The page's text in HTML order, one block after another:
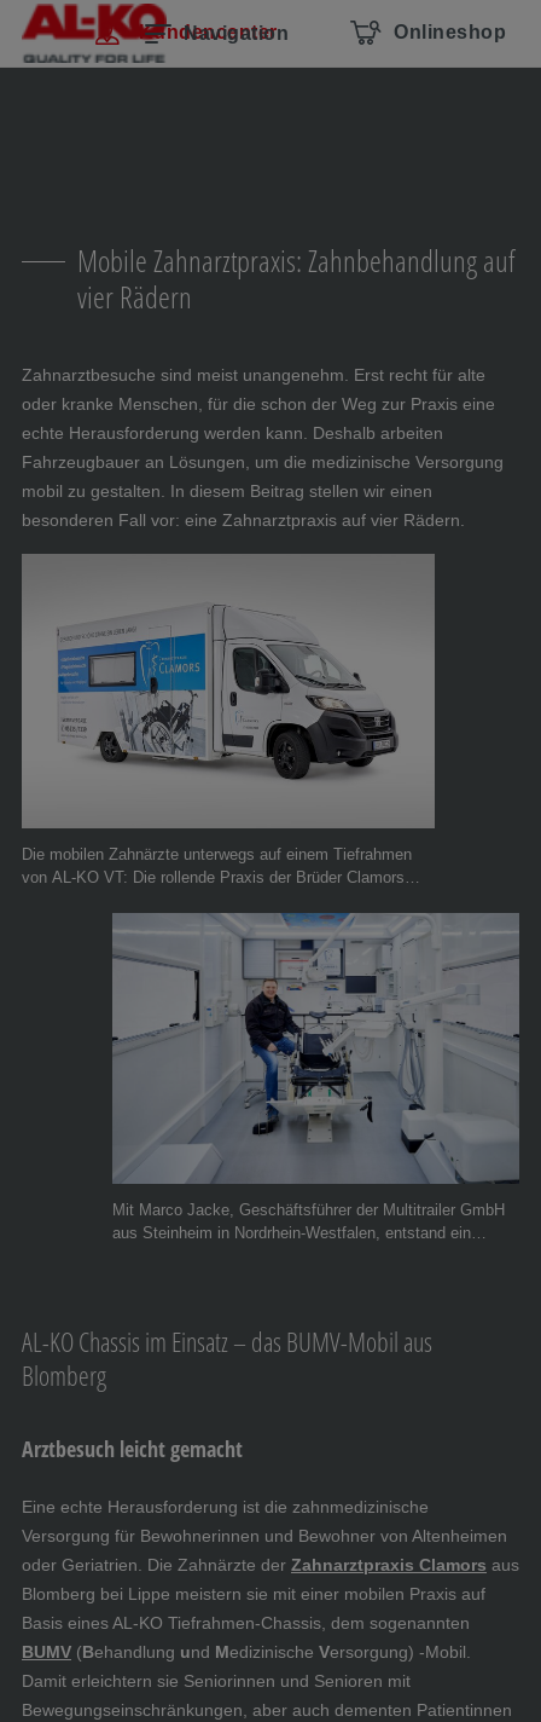
Navigation überspringen
Zum Hauptcontent
Zur Hauptnavigation springen
Inhaltsverzeichnis Navigation
Kundencenter Onlineshop
Mobile Zahnarztpraxis: Zahnbehandlung auf
vier Rädern
Zahnarztbesuche sind meist unangenehm. Erst recht für alte
oder kranke Menschen, für die schon der Weg zur Praxis eine
echte Herausforderung werden kann. Deshalb arbeiten
Fahrzeugbauer an Lösungen, um die medizinische Versorgung
mobil zu gestalten. In diesem Beitrag stellen wir einen
besonderen Fall vor: eine Zahnarztpraxis auf vier Rädern.
Die mobilen Zahnärzte unterwegs auf einem Tiefrahmen
von AL-KO VT: Die rollende Praxis der Brüder Clamors
Mit Marco Jacke, Geschäftsführer der Multitrailer GmbH
aus Steinheim in Nordrhein-Westfalen, entstand ein
AL-KO Chassis im Einsatz – das BUMV-Mobil aus
Blomberg
Arztbesuch leicht gemacht
Eine echte Herausforderung ist die zahnmedizinische
Versorgung für Bewohnerinnen und Bewohner von Altenheimen
oder Geriatrien. Die Zahnärzte der Zahnarztpraxis Clamors aus
Blomberg bei Lippe meistern sie mit einer mobilen Praxis auf
Basis eines AL-KO Tiefrahmen-Chassis, dem sogenannten
BUMV (Behandlung und Medizinische Versorgung) -Mobil.
Damit erleichtern sie Seniorinnen und Senioren mit
Bewegungseinschränkungen, aber auch dementen Patientinnen